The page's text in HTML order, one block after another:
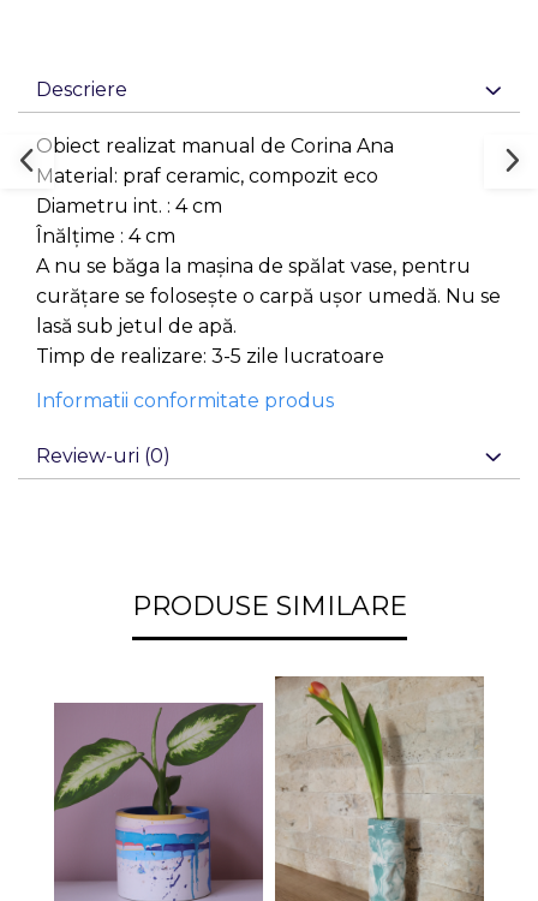
Descriere
Obiect realizat manual de Corina Ana
Material: praf ceramic, compozit eco
Diametru int. : 4 cm
Înălțime : 4 cm
A nu se băga la mașina de spălat vase, pentru
curățare se folosește o carpă ușor umedă. Nu se
lasă sub jetul de apă.
Timp de realizare: 3-5 zile lucratoare
Informatii conformitate produs
Review-uri (0)
PRODUSE SIMILARE